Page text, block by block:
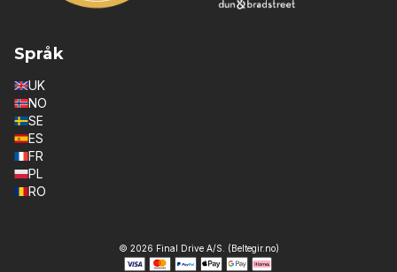
Språk
UK
NO
SE
ES
FR
PL
RO
© 2026 Final Drive A/S. (Beltegir.no)